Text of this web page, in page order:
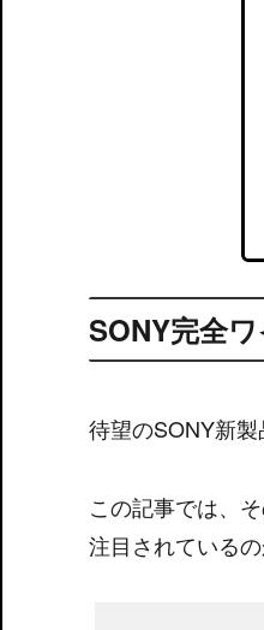
SONY完全
待望のSONY新
この記事では、
注目されている